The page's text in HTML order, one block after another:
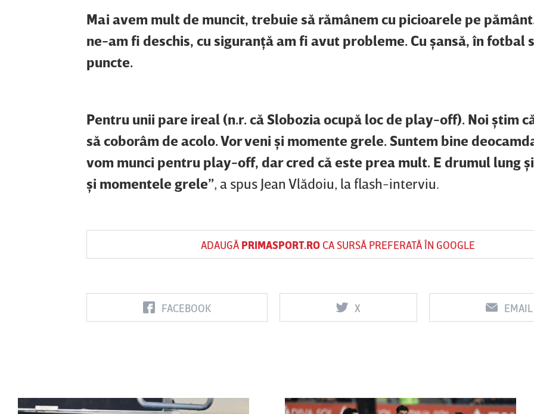
Mai avem mult de muncit, trebuie să rămânem cu picioarele pe
ne-am fi deschis, cu siguranţă am fi avut probleme. Cu şansă, în fotbal
puncte.
Pentru unii pare ireal (n.r. că Slobozia ocupă loc de play-off). Noi ştim
să coborâm de acolo. Vor veni şi momente grele. Suntem bine
vom munci pentru play-off, dar cred că este prea mult. E drumul lung
şi momentele grele”, a spus Jean Vlădoiu, la flash-interviu.
ADAUGĂ PRIMASPORT.ROCA SURSĂ PREFERATĂ ÎN GOOGLE
FACEBOOK X EMAIL